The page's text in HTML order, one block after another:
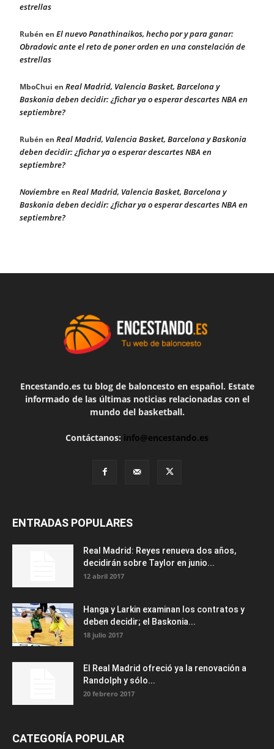
estrellas
Rubén en El nuevo Panathinaikos, hecho por y para ganar:
Obradovic ante el reto de poner orden en una constelación de
estrellas
MboChui en Real Madrid, Valencia Basket, Barcelona y
Baskonia deben decidir: ¿fichar ya o esperar descartes NBA en
septiembre?
Rubén en Real Madrid, Valencia Basket, Barcelona y Baskonia
deben decidir: ¿fichar ya o esperar descartes NBA en
septiembre?
Noviembreen Real Madrid, Valencia Basket, Barcelona y
Baskonia deben decidir: ¿fichar ya o esperar descartes NBA en
septiembre?
Encestando.es tu blog de baloncesto en español. Estate
informado de las últimas noticias relacionadas con el
mundo del basketball.
Contáctanos: info@encestando.es
ENTRADAS POPULARES
Real Madrid: Reyes renueva dos años,
decidirán sobre Taylor en junio...
12 abril 2017
Hanga y Larkin examinan los contratos y
deben decidir; el Baskonia...
18 julio 2017
El Real Madrid ofreció ya la renovación a
Randolph y sólo...
20 febrero 2017
CATEGORÍA POPULAR